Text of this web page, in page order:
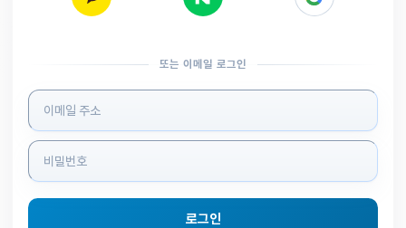
또는 이메일 로그인
로그인 정보 입력
로그인